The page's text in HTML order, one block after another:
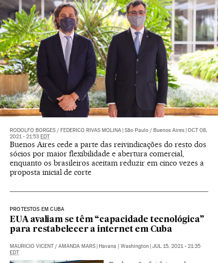
RODOLFO BORGES / FEDERICO RIVAS MOLINA São Paulo / Buenos Aires OCT 08,
2021 - 21:53 EDT
Buenos Aires cede a parte das reivindicações do resto dos
sócios por maior flexibilidade e abertura comercial,
enquanto os brasileiros aceitam reduzir em cinco vezes a
proposta inicial de corte
PROTESTOS EM CUBA
EUA avaliam se têm “capacidade tecnológica”
para restabelecer a internet em Cuba
MAURICIO VICENT/ AMANDA MARS Havana | Washington
JUL 15, 2021 - 21:35
EDT